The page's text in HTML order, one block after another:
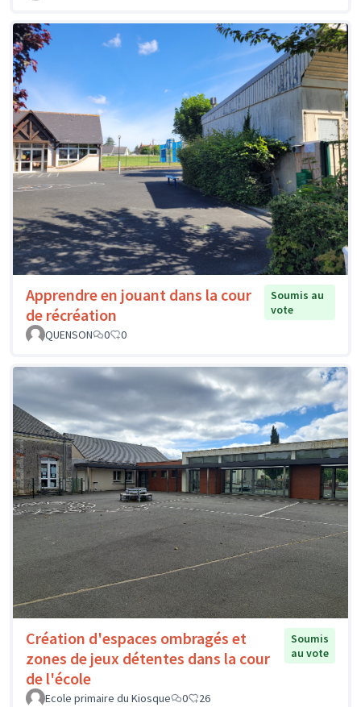
Apprendre en jouant dans la cour
de récréation
Soumis au
vote
QUENSON
0 0
Création d'espaces ombragés et
zones de jeux détentes dans la cour
de l'école
Soumis
au vote
Ecole primaire du Kiosque 0 26